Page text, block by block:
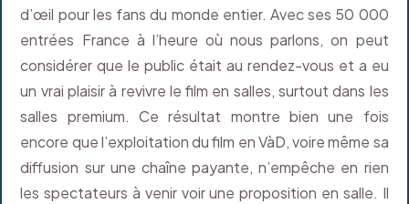
d’œil pour les fans du monde entier. Avec ses 50 000
entrées France à l’heure où nous parlons, on peut
considérer que le public était au rendez-vous et a eu
un vrai plaisir à revivre le film en salles, surtout dans les
salles premium. Ce résultat montre bien une fois
encore que l’exploitation du film en VàD, voire même sa
diffusion sur une chaîne payante, n’empêche en rien
les spectateurs à venir voir une proposition en salle. Il